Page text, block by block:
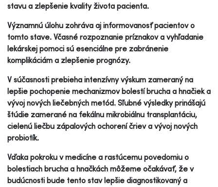
stavu a zlepšenie kvality života pacienta.
Významnú úlohu zohráva aj informovanosť pacientov o
tomto stave. Včasné rozpoznanie príznakov a vyhľadanie
lekárskej pomoci sú esenciálne pre zabránenie
komplikáciám a zlepšenie prognózy.
V súčasnosti prebieha intenzívny výskum zameraný na
lepšie pochopenie mechanizmov bolestí brucha a hnačiek a
vývoj nových liečebných metód. Sľubné výsledky prinášajú
štúdie zamerané na fekálnu mikrobiálnu transplantáciu,
cielenú liečbu zápalových ochorení čriev a vývoj nových
probiotík.
Vďaka pokroku v medicíne a rastúcemu povedomiu o
bolestiach brucha a hnačkách môžeme očakávať, že v
budúcnosti bude tento stav lepšie diagnostikovaný a